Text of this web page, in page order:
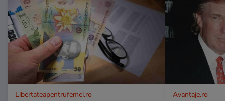
Libertateapentrufemei.ro Avantaje.ro